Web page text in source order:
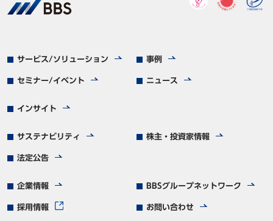
サービス/ソリューション 事例
セミナー/イベント ニュース
インサイト
サステナビリティ 株主・投資家情報
法定公告
企業情報 BBSグループネットワーク
採用情報 お問い合わせ